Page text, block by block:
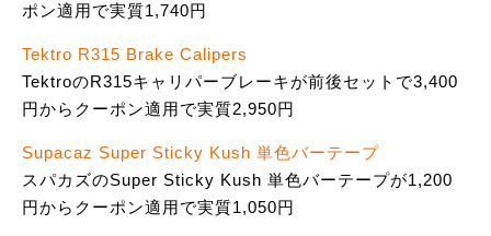
ポン適用で実質1,740円
Tektro R315 Brake Calipers
TektroのR315キャリパーブレーキが前後セットで3,400
円からクーポン適用で実質2,950円
Supacaz Super Sticky Kush 単色バーテープ
スパカズのSuper Sticky Kush 単色バーテープが1,200
円からクーポン適用で実質1,050円